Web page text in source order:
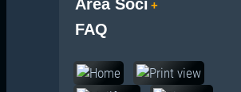
Area Soci
FAQ